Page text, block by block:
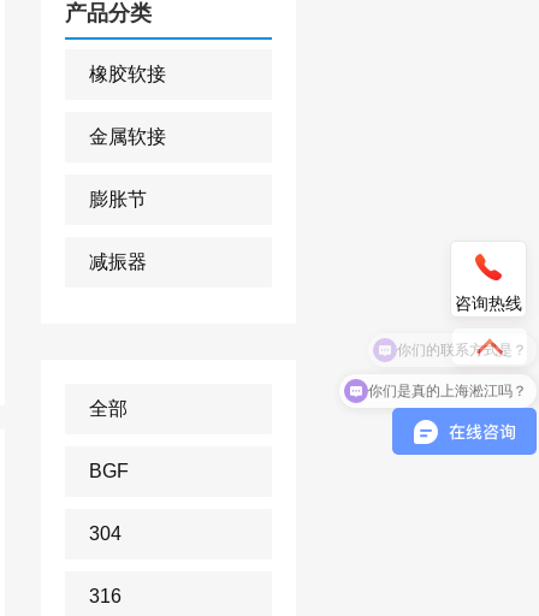
产品分类
橡胶软接
金属软接
膨胀节
减振器
全部
BGF
304
316
咨询热线
你们是真的上海淞江吗？